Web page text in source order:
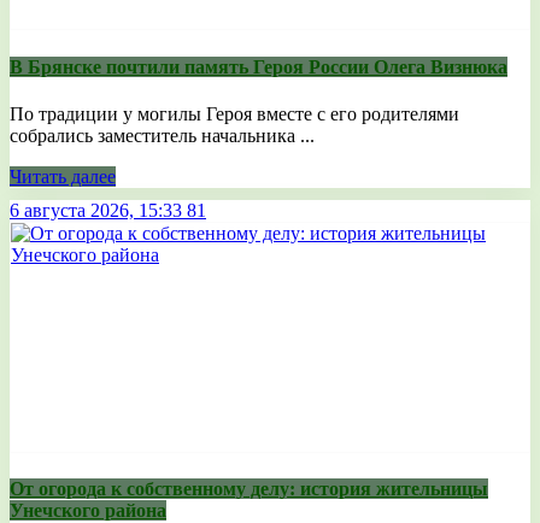
В Брянске почтили память Героя России Олега Визнюка
По традиции у могилы Героя вместе с его родителями
собрались заместитель начальника ...
Читать далее
6 августа 2026, 15:33 81
От огорода к собственному делу: история жительницы
Унечского района